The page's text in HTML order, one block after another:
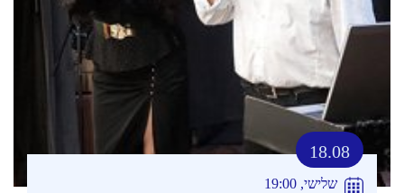
18.08
שלישי, 19:00